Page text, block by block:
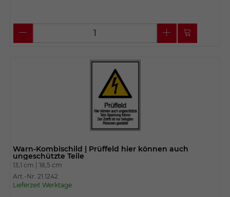
Warn-Kombischild | Prüffeld hier können auch
ungeschützte Teile
13,1 cm | 18,5 cm
Art.-Nr. 21.1242
Lieferzeit Werktage